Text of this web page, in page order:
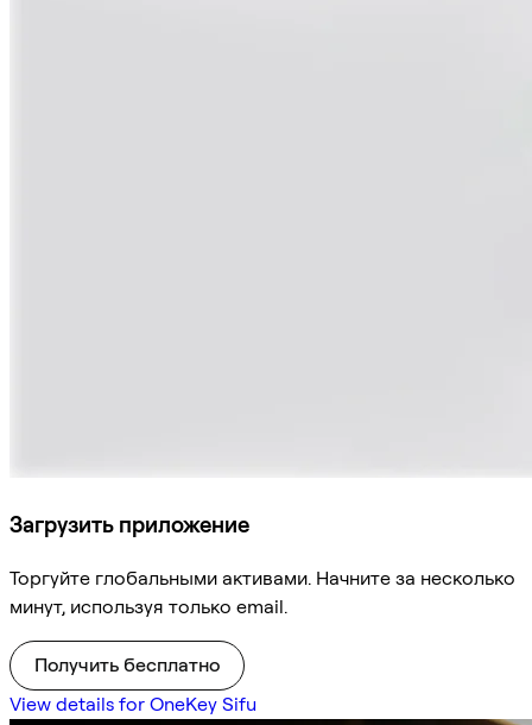
Загрузить приложение
Торгуйте глобальными активами. Начните за несколько
минут, используя только email.
Получить бесплатно
View details for OneKey Sifu